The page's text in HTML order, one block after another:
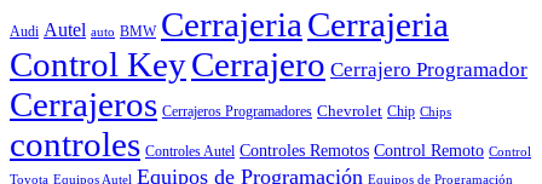
Audi Autel auto BMW Cerrajeria Cerrajeria
Control KeyCerrajero Cerrajero Programador
Cerrajeros Cerrajeros Programadores Chevrolet Chip Chips
controles Controles Autel Controles Remotos Control Remoto Control
Toyota Equipos Autel Equipos de Programación Equipos de Programación